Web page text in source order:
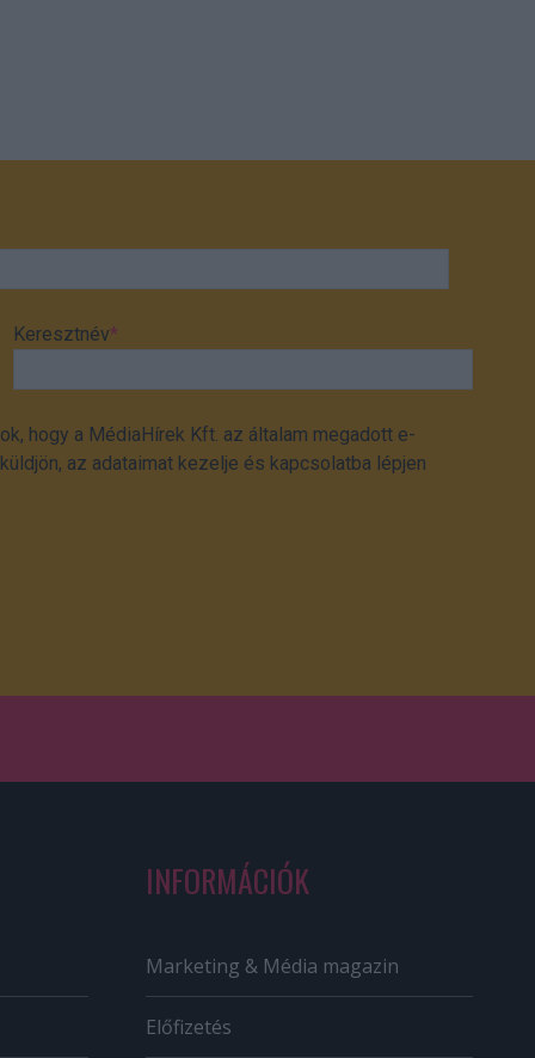
Keresztnév*
hogy a MédiaHírek Kft. az általam megadott e-
az adataimat kezelje és kapcsolatba lépjen
INFORMÁCIÓK
Marketing & Média magazin
Előfizetés